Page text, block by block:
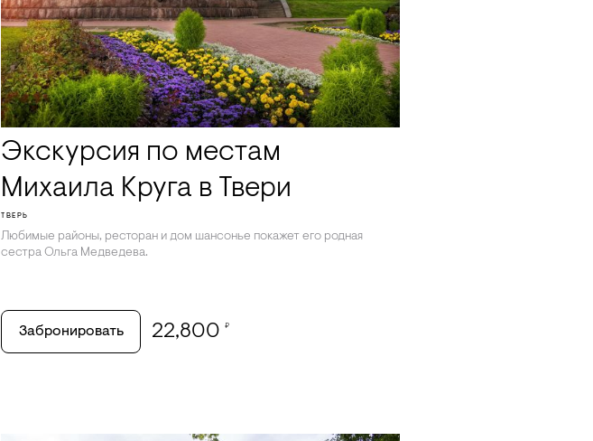
Экскурсия по местам
Михаила Круга в Твери
ТВЕРЬ
Любимые районы, ресторан и дом шансонье покажет его родная
сестра Ольга Медведева.
Забронировать 22,800 ₽